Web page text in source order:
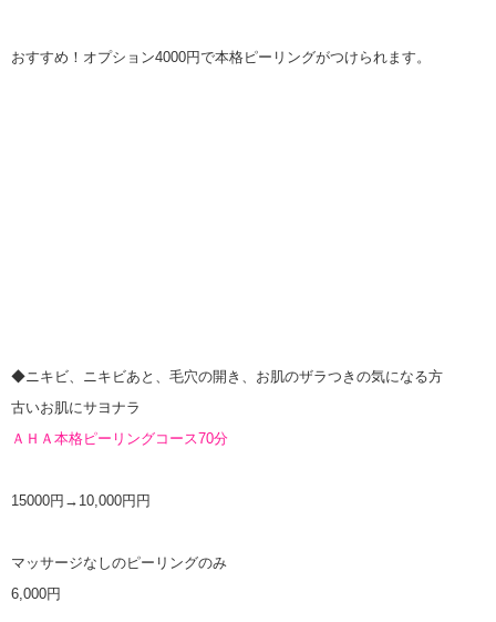
おすすめ！オプション4000円で本格ピーリングがつけられます。
◆ニキビ、ニキビあと、毛穴の開き、お肌のザラつきの気になる方
古いお肌にサヨナラ
ＡＨＡ本格ピーリングコース70分
15000円→10,000円円
マッサージなしのピーリングのみ
6,000円